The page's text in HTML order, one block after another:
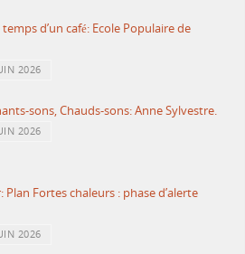
d’un café: Ecole Populaire de
2026
sons, Chauds-sons: Anne Sylvestre.
2026
Plan Fortes chaleurs : phase d’alerte
2026